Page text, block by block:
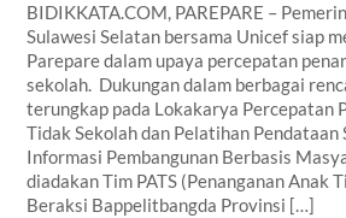
BIDIKKATA.COM, PAREPARE –
Sulawesi Selatan bersama Unicef siap
Parepare dalam upaya percepatan
sekolah. Dukungan dalam berbagai
terungkap pada Lokakarya Percepatan
Tidak Sekolah dan Pelatihan Pendataan
Informasi Pembangunan Berbasis
diadakan Tim PATS (Penanganan Anak
Beraksi Bappelitbangda Provinsi […]